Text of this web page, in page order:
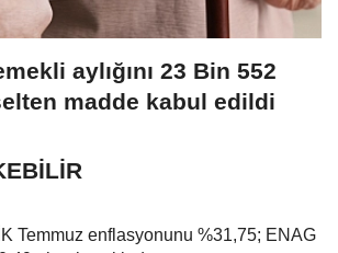
aylığını 23 Bin 552
madde kabul edildi
Temmuz enflasyonunu %31,75; ENAG